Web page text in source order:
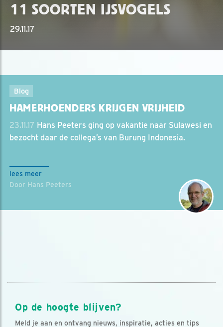
11 SOORTEN IJSVOGELS
29.11.17
Blog
HAMERHOENDERS KRIJGEN VRIJHEID
23.11.17 Hans Peeters ging op vakantie naar Sulawesi en
bezocht daar de collega’s van Burung Indonesia.
lees meer
Door Hans Peeters
Op de hoogte blijven?
Meld je aan en ontvang nieuws, inspiratie, acties en tips